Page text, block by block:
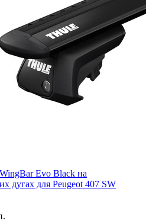
Evo Black на
дугах для Peugeot 407 SW